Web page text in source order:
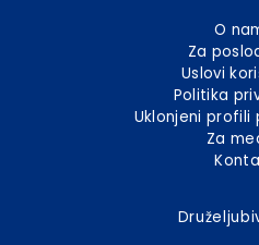
O
Za
Uslovi
Politika
Uklonjeni profili
Za